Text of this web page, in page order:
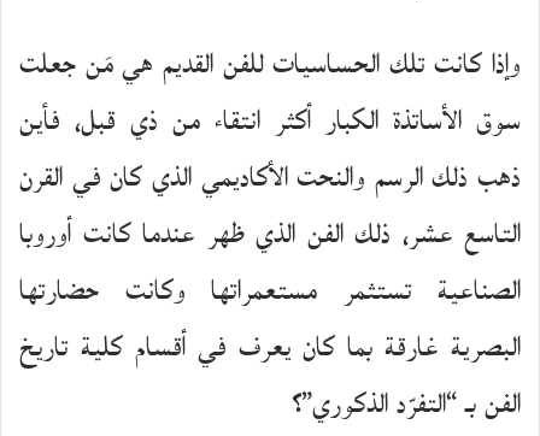
وإذا كانت تلك الحساسيات للفن القديم هي مَن جعلت
سوق الأساتذة الكبار أكثر انتقاء من ذي قبل، فأين
ذهب ذلك الرسم والنحت الأكاديمي الذي كان في القرن
التاسع عشر، ذلك الفن الذي ظهر عندما كانت أوروبا
الصناعية تستثمر مستعمراتها وكانت حضارتها
البصرية غارقة بما كان يعرف في أقسام كلية تاريخ
الفن بـ “التفرّد الذكوري”؟